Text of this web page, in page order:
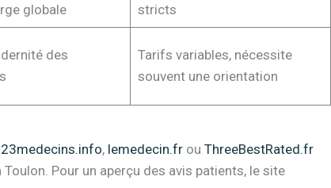
globale
stricts
des
Tarifs variables, nécessite
souvent une orientation
, lemedecin.fr ou ThreeBestRated.fr
Pour un aperçu des avis patients, le site